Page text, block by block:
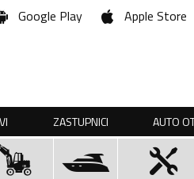
Google Play Apple Store
ZASTUPNICI AUTO